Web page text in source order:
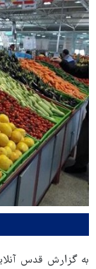
به گزارش قدس